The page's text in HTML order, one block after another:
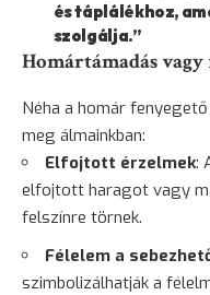
és táplálékhoz,
szolgálja.”
Homártámadás vagy
Néha a homár
meg álmainkban:
Elfojtott érzelmek:
elfojtott haragot vagy
felszínre törnek.
Félelem a
szimbolizálhatják a